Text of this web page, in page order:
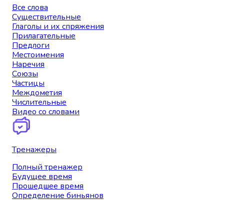
Все слова
Существительные
Глаголы и их спряжения
Прилагательные
Предлоги
Местоимения
Наречия
Союзы
Частицы
Междометия
Числительные
Видео со словами
Тренажеры
Полный тренажер
Будущее время
Прошедшее время
Определение биньянов